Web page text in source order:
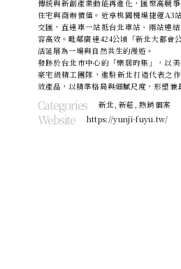
傳統與新創產業動能再進化，匯聚高競
住宅與商辦價值。近享桃園機場捷運A3
交匯，直達車一站抵台北車站、兩站連
容高效。毗鄰廣達424公頃「新北大都會
活延展為一場與自然共生的漫遊。
發跡於台北市中心的「樂居昀集」，以
豪宅級精工團隊，進駐新北打造代表之
效產品，以精準格局與細膩尺度，形塑兼
Categories 新北, 新莊, 熱銷個案
Website https://yunji-fuyu.tw/